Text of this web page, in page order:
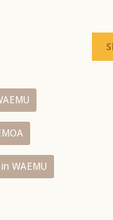
WAEMU